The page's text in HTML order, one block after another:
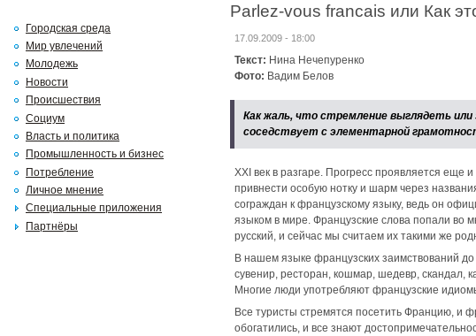
Parlez-vous francais или Как
17.09.2009 - 18:00
Текст: Нина Нечепуренко
Фото: Вадим Белов
Как жаль, что стремление выглядеть или
соседствует с элементарной
XXI век в разгаре. Прогресс проявляется еще
привнести особую нотку и шарм через
сограждан к французскому языку, ведь он
языком в мире. Французские слова попали во
русский, и сейчас мы считаем их такими же
В нашем языке французских заимствований
сувенир, ресторан, кошмар, шедевр,
Многие люди употребляют французские
Все туристы стремятся посетить Францию, и
обогатились, и все знают
Городская среда
Мир увлечений
Молодежь
Новости
Происшествия
Социум
Власть и политика
Промышленность и бизнес
Потребление
Личное мнение
Специальные приложения
Партнёры